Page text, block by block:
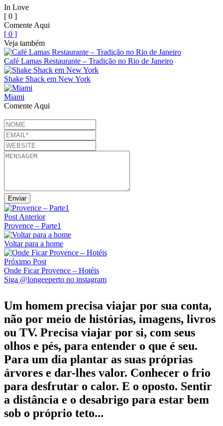
In Love
[ 0 ]
Comente Aqui
[ 0 ]
Veja também
Café Lamas Restaurante – Tradição no Rio de Janeiro
Shake Shack em New York
Miami
Comente Aqui
Post Anterior
Provence – Parte1
Voltar para a home
Próximo Post
Onde Ficar Provence – Hotéis
Siga @longeeperto no instagram
Um homem precisa viajar por sua conta,
não por meio de histórias, imagens, livros
ou TV. Precisa viajar por si, com seus
olhos e pés, para entender o que é seu.
Para um dia plantar as suas próprias
árvores e dar-lhes valor. Conhecer o frio
para desfrutar o calor. E o oposto. Sentir
a distância e o desabrigo para estar bem
sob o próprio teto...